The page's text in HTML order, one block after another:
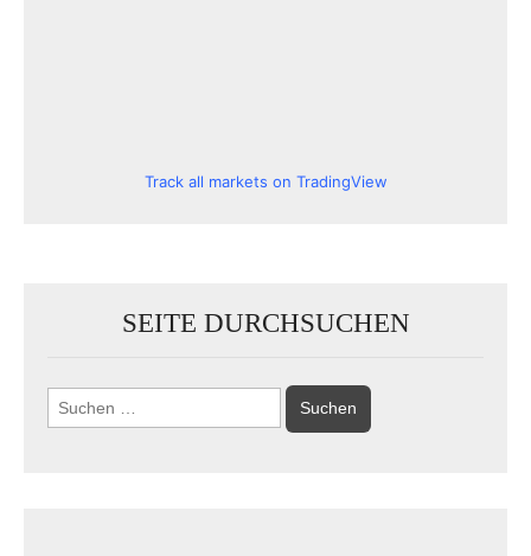
Track all markets on TradingView
SEITE DURCHSUCHEN
Suchen
nach: